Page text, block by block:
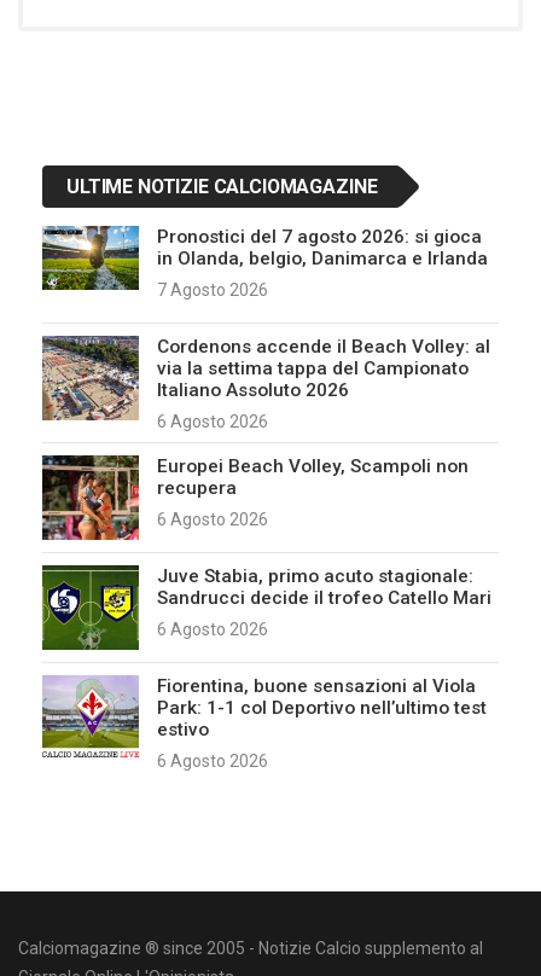
ULTIME NOTIZIE CALCIOMAGAZINE
Pronostici del 7 agosto 2026: si gioca
in Olanda, belgio, Danimarca e Irlanda
7 Agosto 2026
Cordenons accende il Beach Volley: al
via la settima tappa del Campionato
Italiano Assoluto 2026
6 Agosto 2026
Europei Beach Volley, Scampoli non
recupera
6 Agosto 2026
Juve Stabia, primo acuto stagionale:
Sandrucci decide il trofeo Catello Mari
6 Agosto 2026
Fiorentina, buone sensazioni al Viola
Park: 1-1 col Deportivo nell’ultimo test
estivo
6 Agosto 2026
Calciomagazine ® since 2005 - Notizie Calcio supplemento al